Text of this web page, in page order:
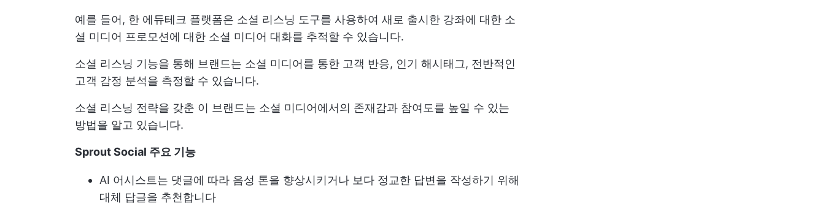
예를 들어, 한 에듀테크 플랫폼은 소셜 리스닝 도구를 사용하여 새로 출시한 강좌에 대한 소
셜 미디어 프로모션에 대한 소셜 미디어 대화를 추적할 수 있습니다.
소셜 리스닝 기능을 통해 브랜드는 소셜 미디어를 통한 고객 반응, 인기 해시태그, 전반적인
고객 감정 분석을 측정할 수 있습니다.
소셜 리스닝 전략을 갖춘 이 브랜드는 소셜 미디어에서의 존재감과 참여도를 높일 수 있는
방법을 알고 있습니다.
Sprout Social 주요 기능
AI 어시스트는 댓글에 따라 음성 톤을 향상시키거나 보다 정교한 답변을 작성하기 위해
대체 답글을 추천합니다